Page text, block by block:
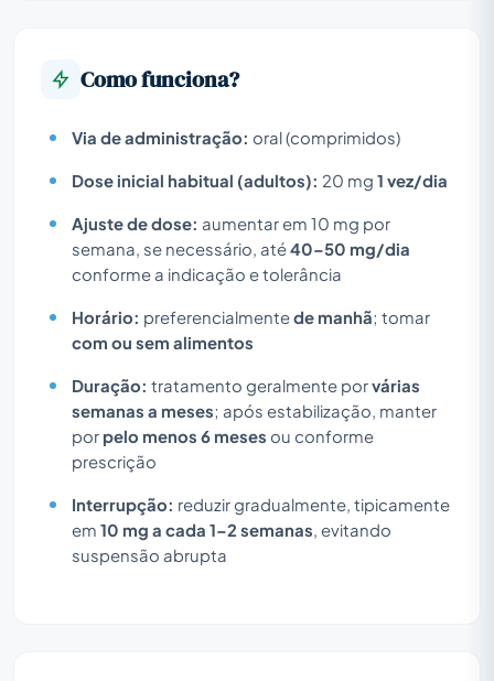
Como funciona?
Via de administração: oral (comprimidos)
Dose inicial habitual (adultos): 20 mg 1 vez/dia
Ajuste de dose: aumentar em 10 mg por
semana, se necessário, até40–50 mg/dia
conforme a indicação e tolerância
Horário: preferencialmentede manhã; tomar
com ou sem alimentos
Duração: tratamento geralmente porvárias
semanas a meses; após estabilização, manter
por pelo menos 6 meses ou conforme
prescrição
Interrupção: reduzir gradualmente, tipicamente
em 10 mg a cada 1–2 semanas , evitando
suspensão abrupta